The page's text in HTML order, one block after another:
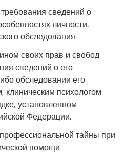
сведений о
личности,
обследования
своих прав и свобод
сведений о его
обследовании его
клиническим психологом
установленном
Федерации.
тайны при
помощи